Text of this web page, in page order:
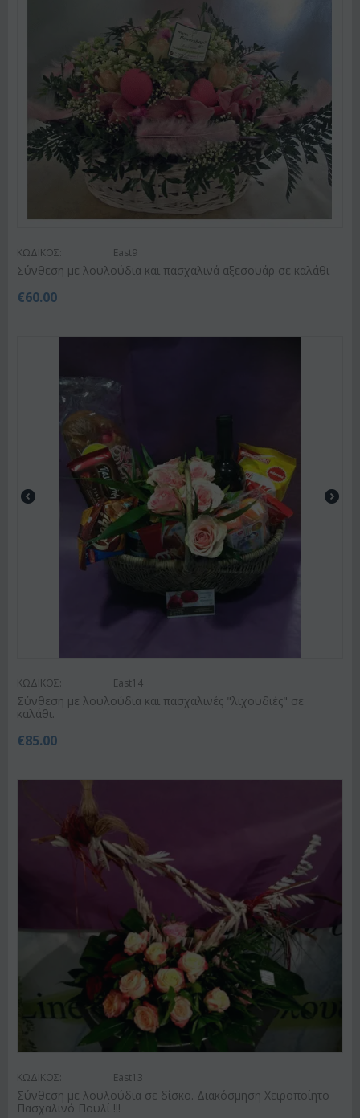
ΚΩΔΙΚΟΣ: East9
Σύνθεση με λουλούδια και πασχαλινά αξεσουάρ σε καλάθι
€60.00
ΚΩΔΙΚΟΣ: East14
Σύνθεση με λουλούδια και πασχαλινές "λιχουδιές" σε
καλάθι.
€85.00
ΚΩΔΙΚΟΣ: East13
Σύνθεση με λουλούδια σε δίσκο. Διακόσμηση Χειροποίητο
Πασχαλινό Πουλί !!!